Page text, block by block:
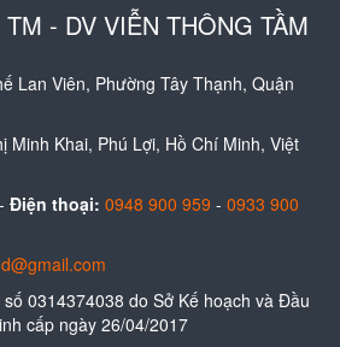
- DV VIỄN THÔNG TẦM
Lan Viên, Phường Tây Thạnh, Quận
Minh Khai, Phú Lợi, Hồ Chí Minh, Việt
- Điện thoại: 0948 900 959 - 0933 900
0314374038 do Sở Kế hoạch và Đầu
cấp ngày 26/04/2017